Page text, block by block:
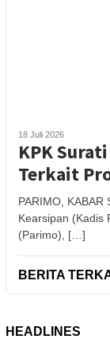
18 Juli 2026
KPK
Terkait
PARIMO, KABAR
Kearsipan (Kadis
(Parimo), […]
BERITA
HEADLINES